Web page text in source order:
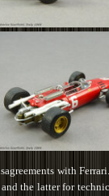
with
the latter for